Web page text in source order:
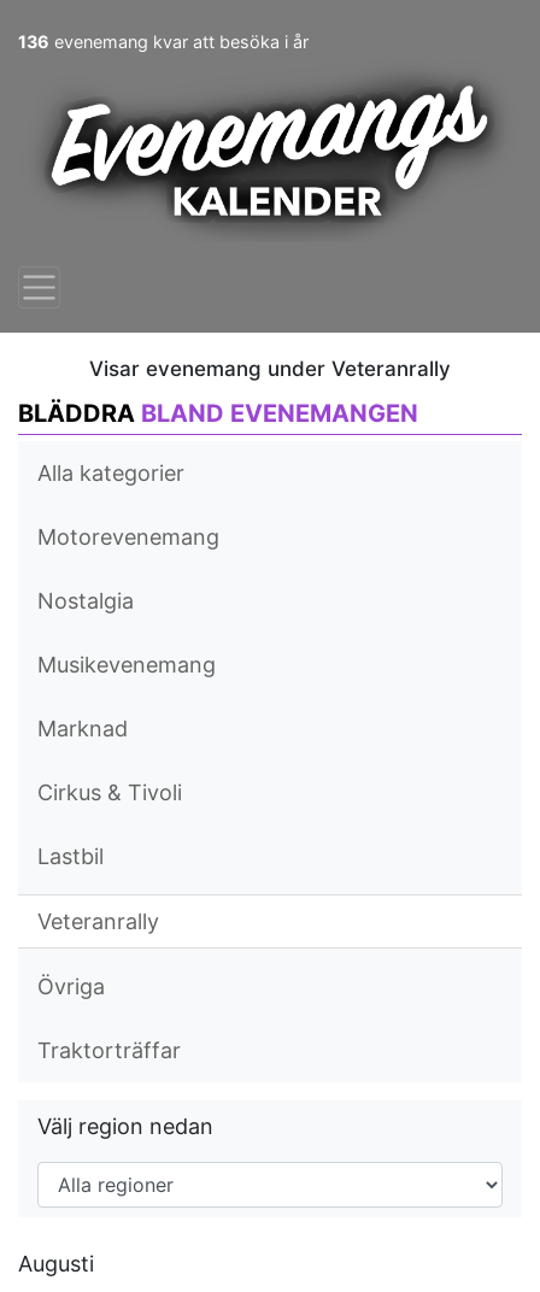
136 evenemang kvar att besöka i år
Visar evenemang under Veteranrally
BLÄDDRA BLAND EVENEMANGEN
Alla kategorier
Motorevenemang
Nostalgia
Musikevenemang
Marknad
Cirkus & Tivoli
Lastbil
Veteranrally
Övriga
Traktorträffar
Välj region nedan
Augusti